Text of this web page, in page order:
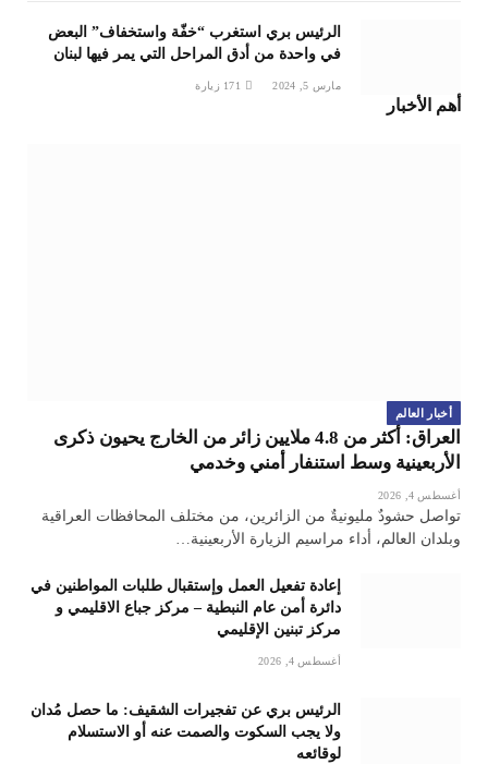
الرئيس بري استغرب “خفّة واستخفاف” البعض
في واحدة من أدق المراحل التي يمر فيها لبنان
مارس 5, 2024 171 زيارة
أهم الأخبار
أخبار العالم
العراق: أكثر من 4.8 ملايين زائر من الخارج يحيون ذكرى
الأربعينية وسط استنفار أمني وخدمي
أغسطس 4, 2026
تواصل حشودٌ مليونيةٌ من الزائرين، من مختلف المحافظات العراقية
وبلدان العالم، أداء مراسيم الزيارة الأربعينية…
إعادة تفعيل العمل وإستقبال طلبات المواطنين في
دائرة أمن عام النبطية – مركز جباع الاقليمي و
مركز تبنين الإقليمي
أغسطس 4, 2026
الرئيس بري عن تفجيرات الشقيف: ما حصل مُدان
ولا يجب السكوت والصمت عنه أو الاستسلام
لوقائعه